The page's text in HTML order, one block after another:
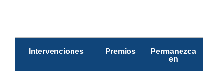
Intervenciones Premios
Permanezca
en